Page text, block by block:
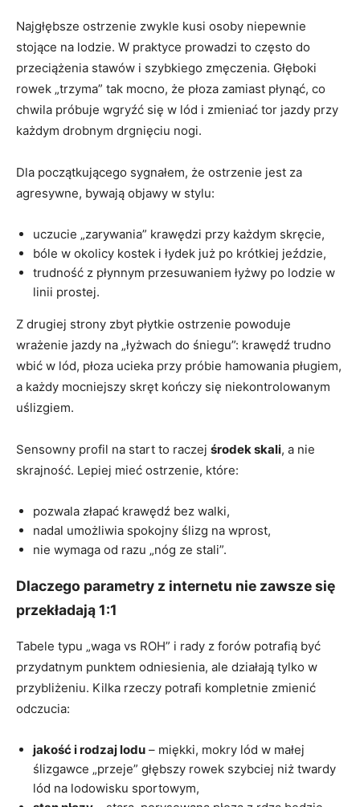
Najgłębsze ostrzenie zwykle kusi osoby niepewnie
stojące na lodzie. W praktyce prowadzi to często do
przeciążenia stawów i szybkiego zmęczenia. Głęboki
rowek „trzyma” tak mocno, że płoza zamiast płynąć, co
chwila próbuje wgryźć się w lód i zmieniać tor jazdy przy
każdym drobnym drgnięciu nogi.
Dla początkującego sygnałem, że ostrzenie jest za
agresywne, bywają objawy w stylu:
uczucie „zarywania” krawędzi przy każdym skręcie,
bóle w okolicy kostek i łydek już po krótkiej jeździe,
trudność z płynnym przesuwaniem łyżwy po lodzie w
linii prostej.
Z drugiej strony zbyt płytkie ostrzenie powoduje
wrażenie jazdy na „łyżwach do śniegu”: krawędź trudno
wbić w lód, płoza ucieka przy próbie hamowania pługiem,
a każdy mocniejszy skręt kończy się niekontrolowanym
uślizgiem.
Sensowny profil na start to raczej środek skali, a nie
skrajność. Lepiej mieć ostrzenie, które:
pozwala złapać krawędź bez walki,
nadal umożliwia spokojny ślizg na wprost,
nie wymaga od razu „nóg ze stali”.
Dlaczego parametry z internetu nie zawsze się
przekładają 1:1
Tabele typu „waga vs ROH” i rady z forów potrafią być
przydatnym punktem odniesienia, ale działają tylko w
przybliżeniu. Kilka rzeczy potrafi kompletnie zmienić
odczucia:
jakość i rodzaj lodu – miękki, mokry lód w małej
ślizgawce „przeje” głębszy rowek szybciej niż twardy
lód na lodowisku sportowym,